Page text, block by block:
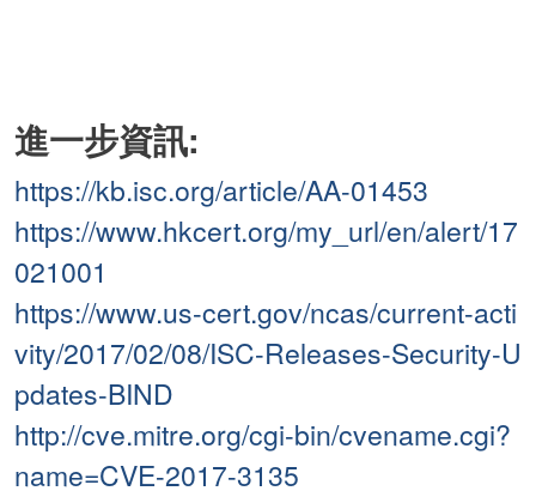
進一步資訊:
https://kb.isc.org/article/AA-01453
https://www.hkcert.org/my_url/en/alert/17
021001
https://www.us-cert.gov/ncas/current-acti
vity/2017/02/08/ISC-Releases-Security-U
pdates-BIND
http://cve.mitre.org/cgi-bin/cvename.cgi?
name=CVE-2017-3135